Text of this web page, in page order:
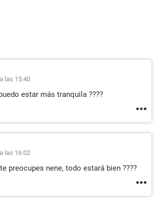
las 15:40
estar más tranquila ????
las 16:02
preocupes nene, todo estará bien ????